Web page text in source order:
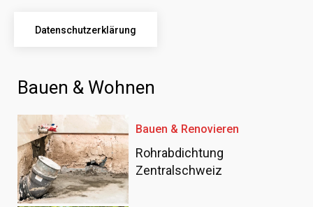
Datenschutzerklärung
Bauen & Wohnen
Bauen & Renovieren
Rohrabdichtung
Zentralschweiz